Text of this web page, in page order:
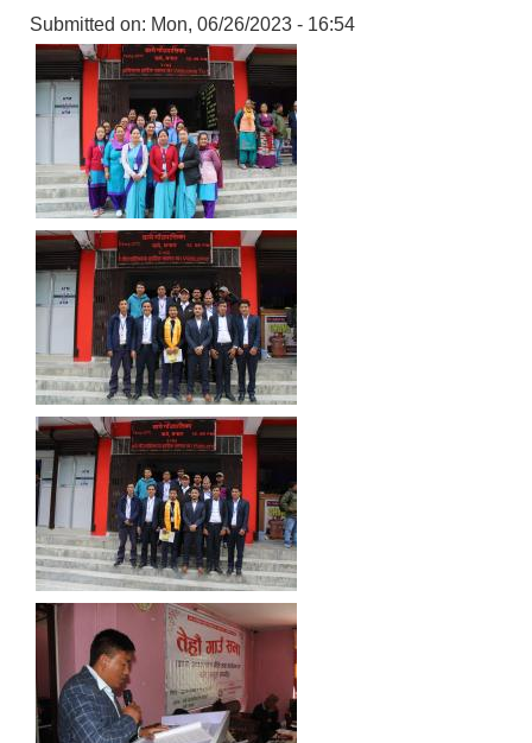
Submitted on: Mon, 06/26/2023 - 16:54